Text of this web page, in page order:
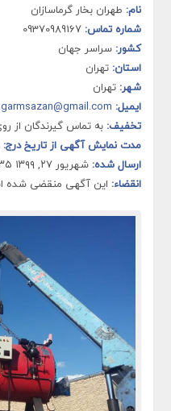
نام: طهران بخار گرماسازان
شماره تماس: 09370989167
کشور: سراسر جهان
استان: تهران
شهر: تهران
ایمیل:
تخفیف: به تماس گیرندگان از
مدت نمایش آگهی از تاریخ درج:
ارسال شده: شهریور ۲۷, ۱۳۹۹ ۷:۳۵ قبل از ظهر
انقضاء: این آگهی منقضی شده